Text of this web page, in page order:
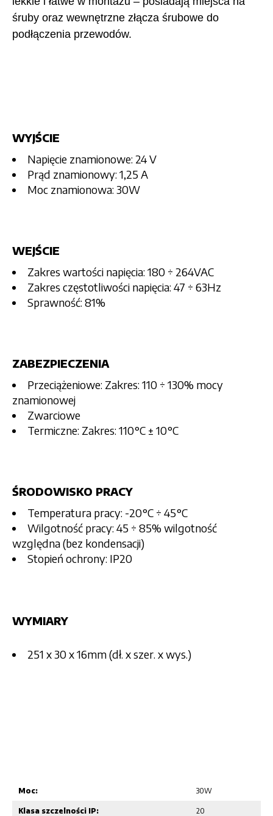
śruby oraz wewnętrzne złącza śrubowe do
podłączenia przewodów.
WYJŚCIE
Napięcie znamionowe: 24 V
Prąd znamionowy: 1,25 A
Moc znamionowa: 30W
WEJŚCIE
Zakres wartości napięcia: 180 ÷ 264VAC
Zakres częstotliwości napięcia: 47 ÷ 63Hz
Sprawność: 81%
ZABEZPIECZENIA
Przeciążeniowe: Zakres: 110 ÷ 130% mocy
znamionowej
Zwarciowe
Termiczne: Zakres: 110°C ± 10°C
ŚRODOWISKO PRACY
Temperatura pracy: -20°C ÷ 45°C
Wilgotność pracy: 45 ÷ 85% wilgotność
względna (bez kondensacji)
Stopień ochrony: IP20
WYMIARY
251 x 30 x 16mm (dł. x szer. x wys.)
Moc: 30W
Klasa szczelności IP: 20